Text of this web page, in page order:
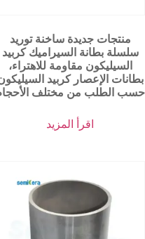
منتجات جديدة ساخنة توريد
سلسلة بطانة السيراميك كربيد
السيليكون مقاومة للاهتراء،
بطانات الإعصار كربيد
حسب الطلب من مختلف
اقرأ المزيد